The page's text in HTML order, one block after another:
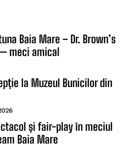
Baia Mare – Dr. Brown’s
meci amical
la Muzeul Bunicilor din
și fair-play în meciul
Baia Mare